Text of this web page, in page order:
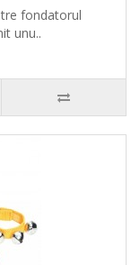
fondatorul
unu..